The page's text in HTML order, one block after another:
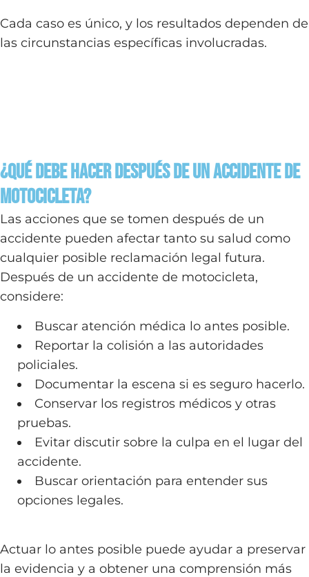
Cada caso es único, y los resultados dependen de
las circunstancias específicas involucradas.
¿Qué debe hacer después de un accidente de
motocicleta?
Las acciones que se tomen después de un
accidente pueden afectar tanto su salud como
cualquier posible reclamación legal futura.
Después de un accidente de motocicleta,
considere:
Buscar atención médica lo antes posible.
Reportar la colisión a las autoridades
policiales.
Documentar la escena si es seguro hacerlo.
Conservar los registros médicos y otras
pruebas.
Evitar discutir sobre la culpa en el lugar del
accidente.
Buscar orientación para entender sus
opciones legales.
Actuar lo antes posible puede ayudar a preservar
la evidencia y a obtener una comprensión más